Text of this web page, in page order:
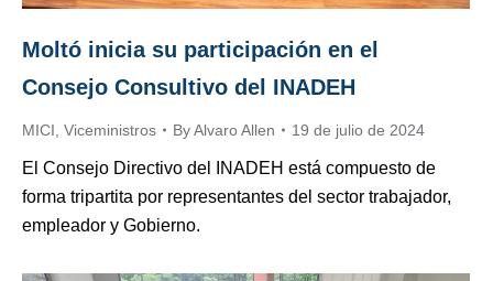
Moltó inicia su participación en el
Consejo Consultivo del INADEH
MICI Viceministros ByAlvaro Allen 19 de julio de 2024
El Consejo Directivo del INADEH está compuesto de
forma tripartita por representantes del sector trabajador,
empleador y Gobierno.